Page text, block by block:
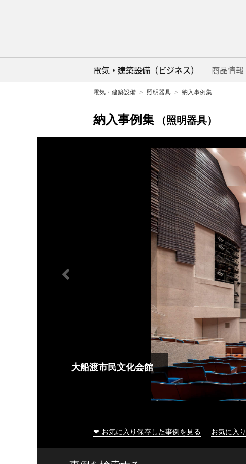
電気・建築設備（ビジネス） 商品情報
電気・建築設備 照明器具 納入事例集
納入事例集 （照明器具）
大船渡市民文化会館
❤ お気に入り保存した事例を見る お気に入